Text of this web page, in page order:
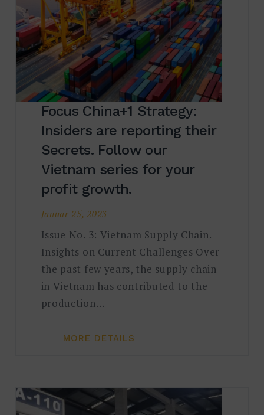
Focus China+1 Strategy:
Insiders are reporting their
Secrets. Follow our
Vietnam series for your
profit growth.
Januar 25, 2023
Issue No. 3: Vietnam Supply Chain.
Insights on Current Challenges Over
the past few years, the supply chain
in Vietnam has contributed to the
production…
MORE DETAILS